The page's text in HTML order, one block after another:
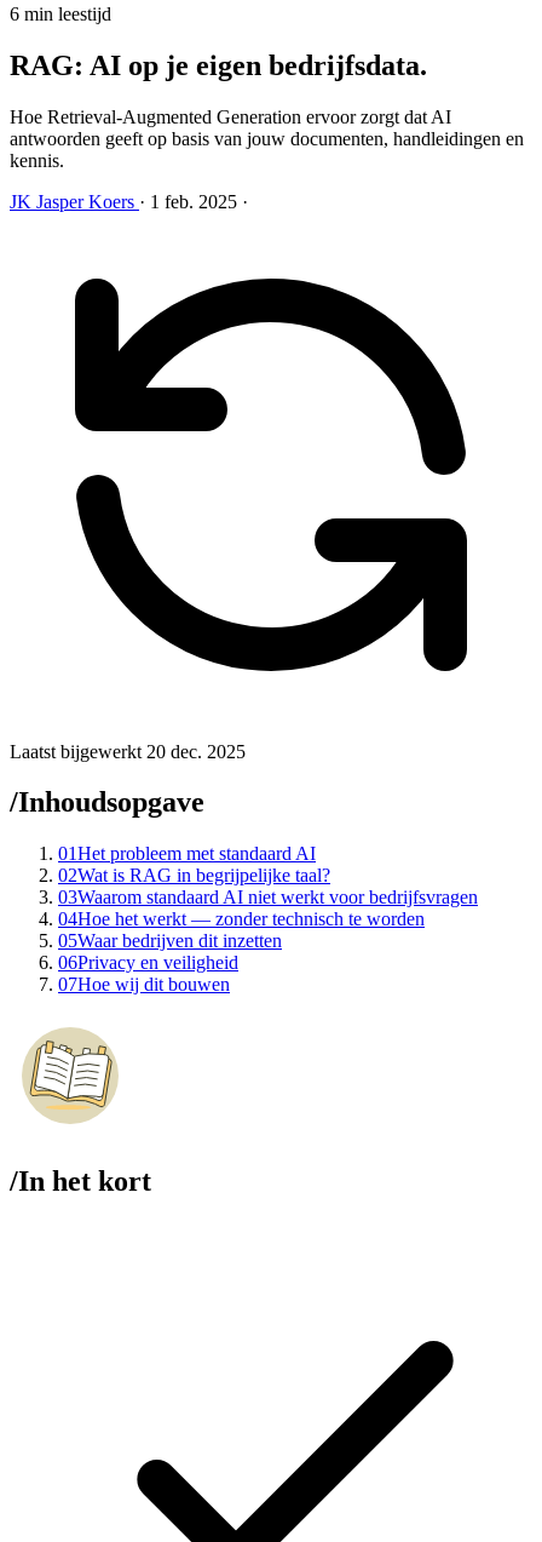
6 min leestijd
RAG: AI op je eigen bedrijfsdata.
Hoe Retrieval-Augmented Generation ervoor zorgt dat AI
antwoorden geeft op basis van jouw documenten, handleidingen en
kennis.
JK Jasper Koers · 1 feb. 2025 ·
Laatst bijgewerkt 20 dec. 2025
/Inhoudsopgave
01Het probleem met standaard AI
02Wat is RAG in begrijpelijke taal?
03Waarom standaard AI niet werkt voor bedrijfsvragen
04Hoe het werkt — zonder technisch te worden
05Waar bedrijven dit inzetten
06Privacy en veiligheid
07Hoe wij dit bouwen
/In het kort